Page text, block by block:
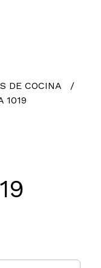
DE COCINA
1019